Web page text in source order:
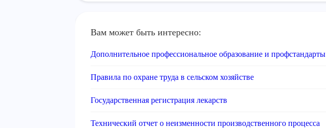
Вам может быть интересно:
Дополнительное профессиональное образование и профстандарты
Правила по охране труда в сельском хозяйстве
Государственная регистрация лекарств
Технический отчет о неизменности производственного процесса